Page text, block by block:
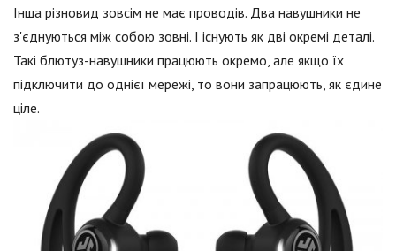
Інша різновид зовсім не має проводів. Два навушники не
з'єднуються між собою зовні. І існують як дві окремі деталі.
Такі блютуз-навушники працюють окремо, але якщо їх
підключити до однієї мережі, то вони запрацюють, як єдине
ціле.